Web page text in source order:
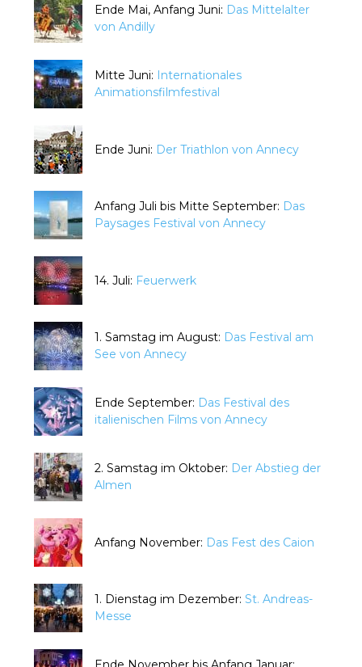
Ende Mai, Anfang Juni: Das Mittelalter
von Andilly
Mitte Juni: Internationales
Animationsfilmfestival
Ende Juni: Der Triathlon von Annecy
Anfang Juli bis Mitte September: Das
Paysages Festival von Annecy
14. Juli: Feuerwerk
1. Samstag im August: Das Festival am
See von Annecy
Ende September: Das Festival des
italienischen Films von Annecy
2. Samstag im Oktober: Der Abstieg der
Almen
Anfang November: Das Fest des Caion
1. Dienstag im Dezember: St. Andreas-
Messe